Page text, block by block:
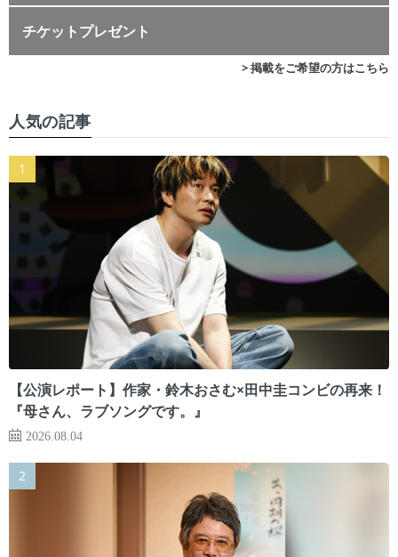
チケットプレゼント
> 掲載をご希望の方はこちら
人気の記事
【公演レポート】作家・鈴木おさむ×田中圭コンビの再来！
『母さん、ラブソングです。』
2026.08.04